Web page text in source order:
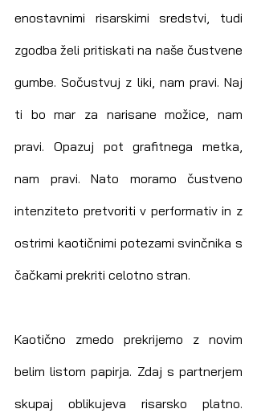
enostavnimi risarskimi sredstvi, tudi
zgodba želi pritiskati na naše čustvene
gumbe. Sočustvuj z liki, nam pravi. Naj
ti bo mar za narisane možice, nam
pravi. Opazuj pot grafitnega metka,
nam pravi. Nato moramo čustveno
intenziteto pretvoriti v performativ in z
ostrimi kaotičnimi potezami svinčnika s
čačkami prekriti celotno stran.
Kaotično zmedo prekrijemo z novim
belim listom papirja. Zdaj s partnerjem
skupaj oblikujeva risarsko platno.